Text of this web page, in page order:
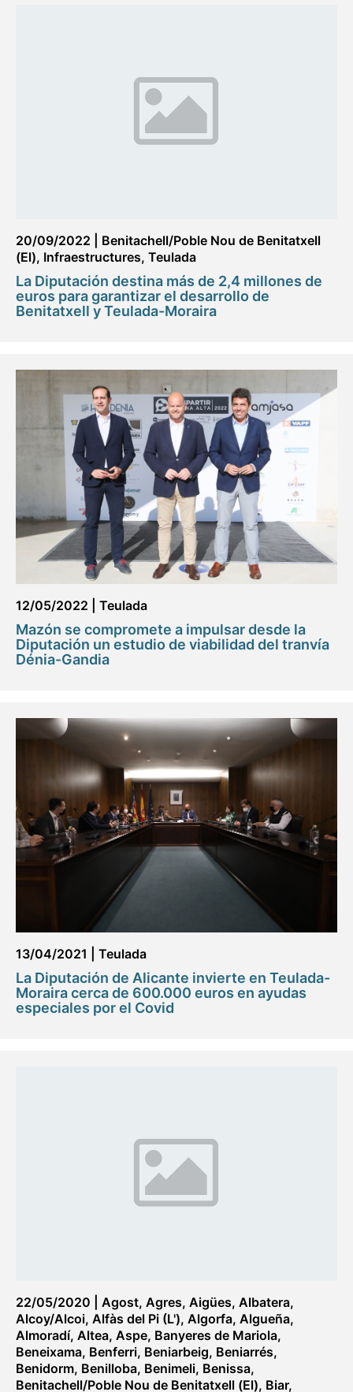
20/09/2022
Benitachell/Poble Nou de Benitatxell
(El), Infraestructures, Teulada
La Diputación destina más de 2,4 millones de
euros para garantizar el desarrollo de
Benitatxell y Teulada-Moraira
12/05/2022 Teulada
Mazón se compromete a impulsar desde la
Diputación un estudio de viabilidad del tranvía
Dénia-Gandia
13/04/2021 Teulada
La Diputación de Alicante invierte en Teulada-
Moraira cerca de 600.000 euros en ayudas
especiales por el Covid
22/05/2020 Agost, Agres, Aigües, Albatera,
Alcoy/Alcoi, Alfàs del Pi (L'), Algorfa, Algueña,
Almoradí, Altea, Aspe, Banyeres de Mariola,
Beneixama, Benferri, Beniarbeig, Beniarrés,
Benidorm, Benilloba, Benimeli, Benissa,
Benitachell/Poble Nou de Benitatxell (El), Biar,